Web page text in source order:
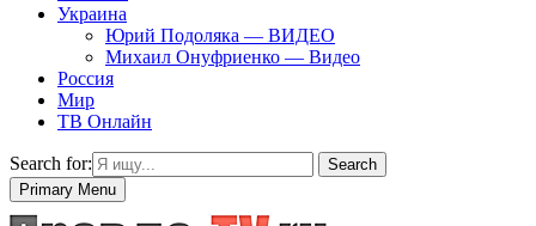
Украина
Юрий Подоляка — ВИДЕО
Михаил Онуфриенко — Видео
Россия
Мир
ТВ Онлайн
Search for:
Search
Primary Menu